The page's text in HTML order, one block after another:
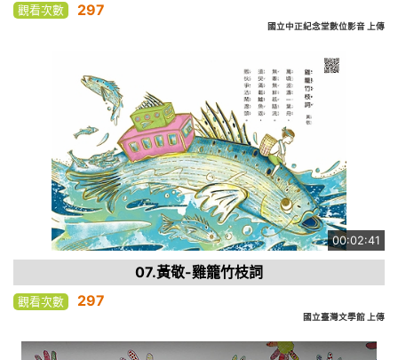
觀看次數 297
國立中正紀念堂數位影音 上傳
00:02:41
07.黃敬-雞籠竹枝詞
觀看次數 297
國立臺灣文學館 上傳